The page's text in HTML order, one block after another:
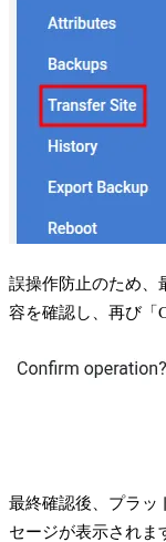
誤操作防止のため、
容を確認し、再び「
最終確認後、プラッ
セージが表示されま